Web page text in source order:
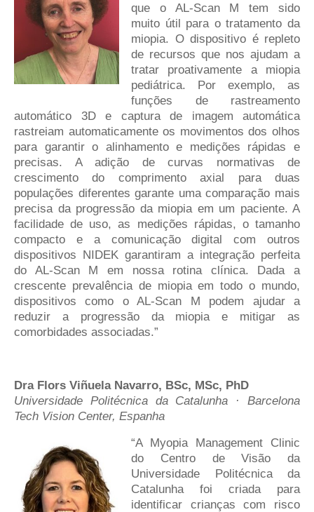
que o AL-Scan M tem sido
muito útil para o tratamento da
miopia. O dispositivo é repleto
de recursos que nos ajudam a
tratar proativamente a miopia
pediátrica. Por exemplo, as
funções de rastreamento
automático 3D e captura de imagem automática
rastreiam automaticamente os movimentos dos olhos
para garantir o alinhamento e medições rápidas e
precisas. A adição de curvas normativas de
crescimento do comprimento axial para duas
populações diferentes garante uma comparação mais
precisa da progressão da miopia em um paciente. A
facilidade de uso, as medições rápidas, o tamanho
compacto e a comunicação digital com outros
dispositivos NIDEK garantiram a integração perfeita
do AL-Scan M em nossa rotina clínica. Dada a
crescente prevalência de miopia em todo o mundo,
dispositivos como o AL-Scan M podem ajudar a
reduzir a progressão da miopia e mitigar as
comorbidades associadas.”
Dra Flors Viñuela Navarro, BSc, MSc, PhD
Universidade Politécnica da Catalunha · Barcelona
Tech Vision Center, Espanha
“A Myopia Management Clinic
do Centro de Visão da
Universidade Politécnica da
Catalunha foi criada para
identificar crianças com risco